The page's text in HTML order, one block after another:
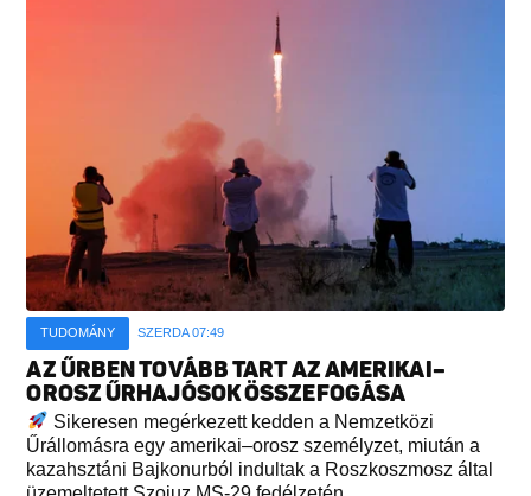
TUDOMÁNY SZERDA 07:49
AZ ŰRBEN TOVÁBB TART AZ AMERIKAI–
OROSZ ŰRHAJÓSOK ÖSSZEFOGÁSA
Sikeresen megérkezett kedden a Nemzetközi
Űrállomásra egy amerikai–orosz személyzet, miután a
kazahsztáni Bajkonurból indultak a Roszkoszmosz által